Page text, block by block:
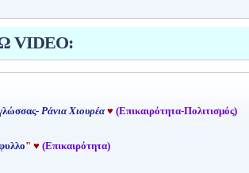
VIDEO:
Ράνια Χιουρέα ♥ (Επικαιρότητα-Πολιτισμός)
" ♥ (Επικαιρότητα)